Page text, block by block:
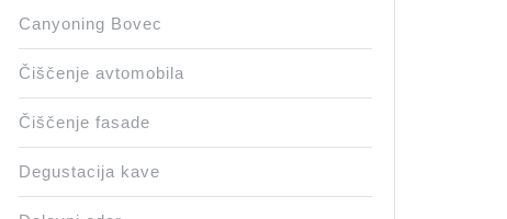
Canyoning Bovec
Čiščenje avtomobila
Čiščenje fasade
Degustacija kave